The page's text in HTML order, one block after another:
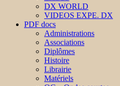
DX WORLD
VIDEOS EXPE. DX
PDF docs
Administrations
Associations
Diplômes
Histoire
Librairie
Matériels